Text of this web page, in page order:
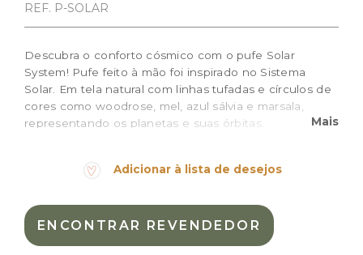
REF. P-SOLAR
Descubra o conforto cósmico com o pufe Solar
System! Pufe feito à mão foi inspirado no Sistema
Solar. Em tela natural com linhas tufadas e círculos de
cores como woodrose, mel, azul sálvia e marsala,
representando os planetas e suas órbitas.
Materiais: Algodão natural
Peso: 4.320kg
Mais
Adicionar à lista de desejos
ENCONTRAR REVENDEDOR